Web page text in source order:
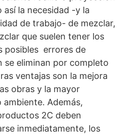
así la necesidad -y la
de trabajo- de mezclar,
que suelen tener los
posibles errores de
se eliminan por completo
ventajas son la mejora
obras y la mayor
Además,
2C deben
inmediatamente, los